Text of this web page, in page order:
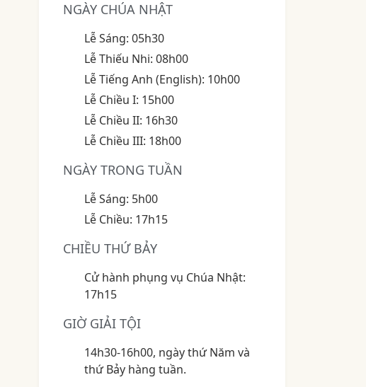
NGÀY CHÚA NHẬT
Lễ Sáng: 05h30
Lễ Thiếu Nhi: 08h00
Lễ Tiếng Anh (English): 10h00
Lễ Chiều I: 15h00
Lễ Chiều II: 16h30
Lễ Chiều III: 18h00
NGÀY TRONG TUẦN
Lễ Sáng: 5h00
Lễ Chiều: 17h15
CHIỀU THỨ BẢY
Cử hành phụng vụ Chúa Nhật:
17h15
GIỜ GIẢI TỘI
14h30-16h00, ngày thứ Năm và
thứ Bảy hàng tuần.